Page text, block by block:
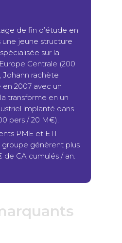
de fin d’étude en
une jeune structure
sur la
Centrale (200
Johann rachète
en 2007 avec un
transforme en un
implanté dans
pers / 20 M€).
PME et ETI
groupe génèrent plus
CA cumulés / an.